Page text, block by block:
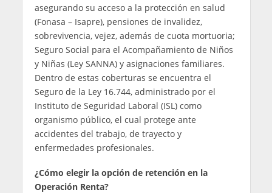
asegurando su acceso a la protección en salud
(Fonasa – Isapre), pensiones de invalidez,
sobrevivencia, vejez, además de cuota mortuoria;
Seguro Social para el Acompañamiento de Niños
y Niñas (Ley SANNA) y asignaciones familiares.
Dentro de estas coberturas se encuentra el
Seguro de la Ley 16.744, administrado por el
Instituto de Seguridad Laboral (ISL) como
organismo público, el cual protege ante
accidentes del trabajo, de trayecto y
enfermedades profesionales.
¿Cómo elegir la opción de retención en la
Operación Renta?